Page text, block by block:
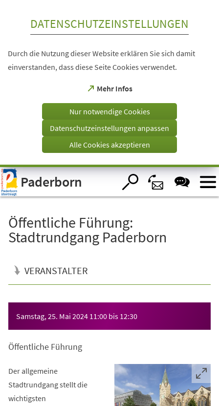
Visuelle
Assistenzsoftware
öffnen.
DATENSCHUTZEINSTELLUNGEN
Durch die Nutzung dieser Website erklären Sie sich damit
einverstanden, dass diese Seite Cookies verwendet.
Mehr Infos
(Öffnet
einem
Tab)
Nur notwendige Cookies
Datenschutzeinstellungen anpassen
Alle Cookies akzeptieren
Paderborn
Öffentliche Führung:
Stadtrundgang Paderborn
VERANSTALTER
Samstag, 25. Mai 2024 11:00 bis 12:30
Öffentliche Führung
Der allgemeine
Stadtrundgang stellt die
wichtigsten